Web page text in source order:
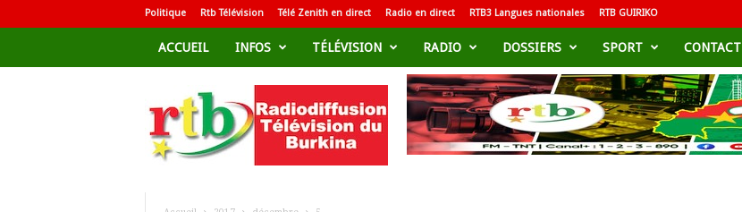
Politique Rtb Télévision Télé Zenith en direct Radio en direct RTB3 Langues nationales RTB GUIRIKO
ACCUEIL INFOS TÉLÉVISION RADIO DOSSIERS SPORT CONTACT
d
i